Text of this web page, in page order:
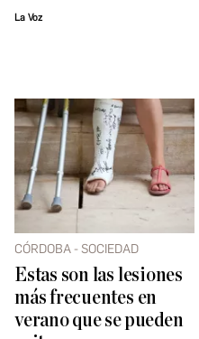
La Voz
CÓRDOBA - SOCIEDAD
Estas son las lesiones
más frecuentes en
verano que se pueden